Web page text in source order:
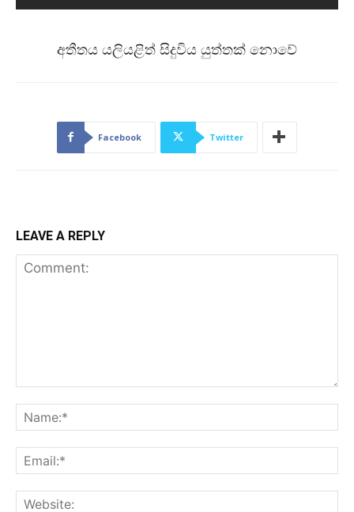
අතීතය යලියළිත් සිදුවිය යුත්තක් නොවේ
Facebook Twitter
LEAVE A REPLY